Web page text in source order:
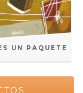
UN PAQUETE